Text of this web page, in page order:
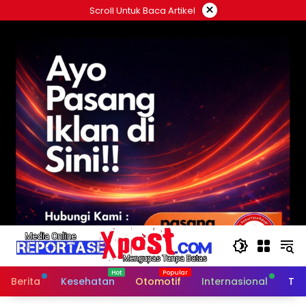
ke
Scroll Untuk Baca Artikel ×
Berita Kesehatan Otomotif Internasional